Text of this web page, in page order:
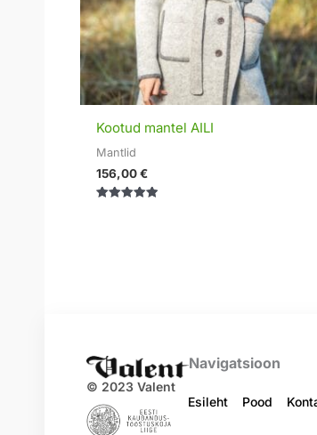
Kootud mantel AILI
Mantlid
156,00€
© 2023 Valent
Navigatsioon
Esileht Pood